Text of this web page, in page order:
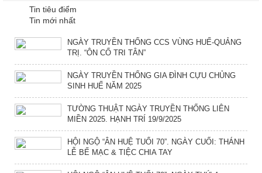
Tin tiêu điểm
Tin mới nhất
NGÀY TRUYỀN THỐNG CCS VÙNG HUẾ-QUẢNG
TRỊ. “ÔN CỐ TRI TÂN”
NGÀY TRUYỀN THỐNG GIA ĐÌNH CỰU CHỦNG
SINH HUẾ NĂM 2025
TƯỜNG THUẬT NGÀY TRUYỀN THỐNG LIÊN
MIỀN 2025. HẠNH TRÍ 19/9/2025
HỘI NGỘ “ÂN HUỆ TUỔI 70”. NGÀY CUỐI: THÁNH
LỄ BẾ MẠC & TIỆC CHIA TAY